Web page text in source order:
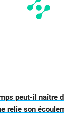
peut-il naître
relie son